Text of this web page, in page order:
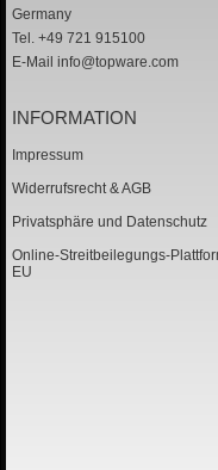
Germany
Tel. +49 721 915100
E-Mail info@topware.com
INFORMATION
Impressum
Widerrufsrecht & AGB
Privatsphäre und Datenschutz
Online-Streitbeilegungs-
EU